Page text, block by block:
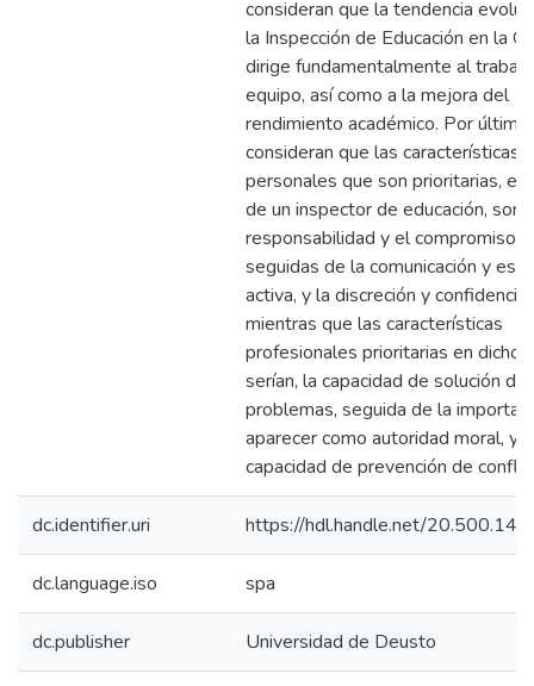
consideran que la tendencia
la Inspección de Educación en la
dirige fundamentalmente al
equipo, así como a la mejora del
rendimiento académico. Por último,
consideran que las características
personales que son prioritarias,
de un inspector de educación, son
responsabilidad y el compromiso,
seguidas de la comunicación y
activa, y la discreción y
mientras que las características
profesionales prioritarias en dicho
serían, la capacidad de solución de
problemas, seguida de la
aparecer como autoridad moral, y
capacidad de prevención de
dc.identifier.uri https://hdl.handle.net/
dc.language.iso spa
dc.publisher Universidad de Deusto